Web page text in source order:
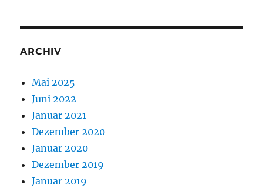
ARCHIV
Mai 2025
Juni 2022
Januar 2021
Dezember 2020
Januar 2020
Dezember 2019
Januar 2019